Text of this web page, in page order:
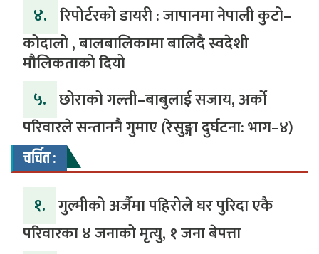
४. रिपोर्टरको डायरी : जापानमा नेपाली कुटो–
कोदालो , बालबालिकामा बालिदै स्वदेशी
मौलिकताको दियो
५. ‎​छोराको गल्ती–बाबुलाई सजाय, अर्को
परिवारले सन्ताननै गुमाए (रेसुङ्गा दुर्घटना: भाग–४) ‎
चर्चित :
१. गुल्मीको अर्जैमा पहिरोले घर पुरिदा एकै
परिवारका ४ जनाको मृत्यु, १ जना बेपत्ता